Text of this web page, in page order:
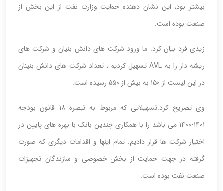
بیشتر بود، این نشان دهنده حمایت وزارت نفت از این بخش از
صنعت بوده است.
زیدی فرد بیان کرد: ما ورود شرکت های دانش بنیان و شرکت های
ریشه دار را به AVL تسهیل کردیم ، تعداد شرکت های دانش بنینان
در این لیست از ۱۵۰ به بیش از ۵۵۰ رسیده است.
وی تصریح کرد:تسهیلاتی که مربوط به تبصره ۱۸ قانون بودجه
۱۴۰۱-۱۴۰۰ می باشد را با همکاری چندین بانک با بهره های پایین در
اختیار شرکت ها قرار دادیم. تمام اینها و اقدامات دیگری که صورت
گرفته در جهت حمایت از بخش خصوصی و سازندگان تجهیزات
صنعت نفت بوده است.